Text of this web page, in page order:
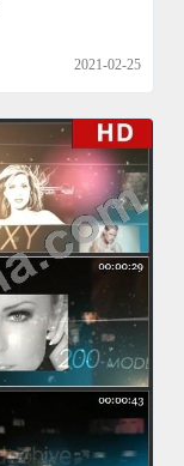
2021-02-25